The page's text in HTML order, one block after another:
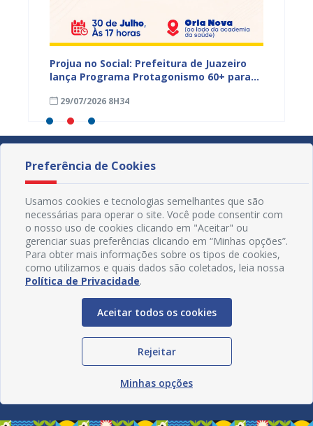
Projua no Social: Prefeitura de Juazeiro
lança Programa Protagonismo 60+ para
idosa
29/07/2026 8H34
Redes Sociais
Preferência de Cookies
Usamos cookies e tecnologias semelhantes que são
necessárias para operar o site. Você pode consentir com
o nosso uso de cookies clicando em "Aceitar" ou
gerenciar suas preferências clicando em “Minhas opções”.
Para obter mais informações sobre os tipos de cookies,
como utilizamos e quais dados são coletados, leia nossa
Política de Privacidade.
Aceitar todos os cookies
Rejeitar
Minhas opções